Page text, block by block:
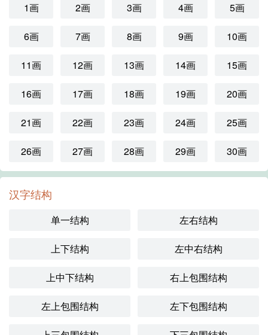
1画 2画 3画 4画 5画
6画 7画 8画 9画 10画
11画 12画 13画 14画 15画
16画 17画 18画 19画 20画
21画 22画 23画 24画 25画
26画 27画 28画 29画 30画
汉字结构
单一结构 左右结构
上下结构 左中右结构
上中下结构 右上包围结构
左上包围结构 左下包围结构